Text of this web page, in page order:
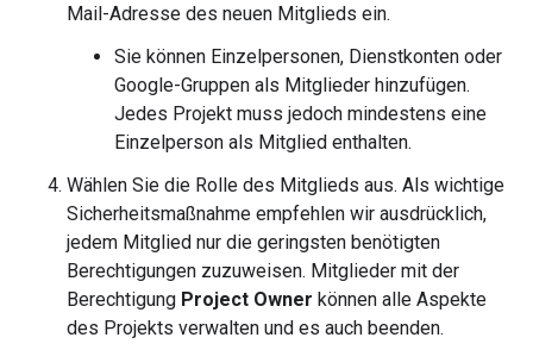
Mail-Adresse des neuen Mitglieds ein.
Sie können Einzelpersonen, Dienstkonten oder
Google-Gruppen als Mitglieder hinzufügen.
Jedes Projekt muss jedoch mindestens eine
Einzelperson als Mitglied enthalten.
Wählen Sie die Rolle des Mitglieds aus. Als wichtige
Sicherheitsmaßnahme empfehlen wir ausdrücklich,
jedem Mitglied nur die geringsten benötigten
Berechtigungen zuzuweisen. Mitglieder mit der
Berechtigung Project Owner können alle Aspekte
des Projekts verwalten und es auch beenden.